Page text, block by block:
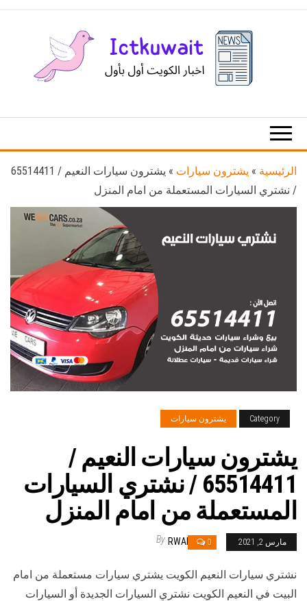
الكويت
الرئيسية » يشترون سيارات »
يشترون سيارات النعيم / 65514411
/ نشتري السيارات المستعملة من امام المنزل
Category يشترون سيارات
يشترون سيارات النعيم /
65514411 / نشتري السيارات
المستعملة من امام المنزل
مارس 2, 2021 0
By RWAN
نشتري سيارات النعيم الكويت يشتري سيارات مستعملة من امام
البيت في النعيم الكويت نشتري السيارات الجديدة أو السيارات